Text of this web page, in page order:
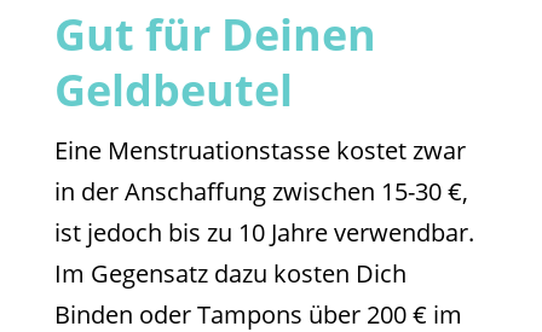
Gut für Deinen
Geldbeutel
Eine Menstruationstasse kostet zwar
in der Anschaffung zwischen 15-30 €,
ist jedoch bis zu 10 Jahre verwendbar.
Im Gegensatz dazu kosten Dich
Binden oder Tampons über 200 € im